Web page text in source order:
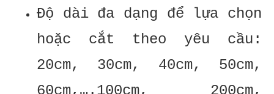
Độ dài đa dạng để lựa chọn
hoặc cắt theo yêu cầu:
20cm, 30cm, 40cm, 50cm,
60cm,….100cm, 200cm,